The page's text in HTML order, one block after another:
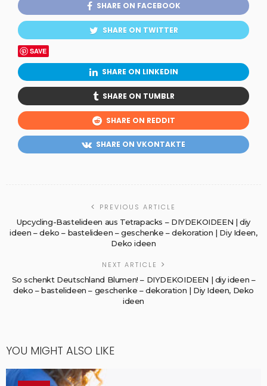
SHARE ON FACEBOOK
SHARE ON TWITTER
SAVE
SHARE ON LINKEDIN
SHARE ON TUMBLR
SHARE ON REDDIT
SHARE ON VKONTAKTE
PREVIOUS ARTICLE
Upcycling-Bastelideen aus Tetrapacks – DIYDEKOIDEEN | diy
ideen – deko – bastelideen – geschenke – dekoration | Diy Ideen,
Deko ideen
NEXT ARTICLE
So schenkt Deutschland Blumen! – DIYDEKOIDEEN | diy ideen –
deko – bastelideen – geschenke – dekoration | Diy Ideen, Deko
ideen
YOU MIGHT ALSO LIKE